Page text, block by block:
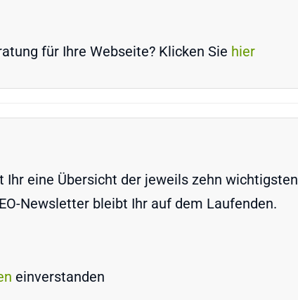
für Ihre Webseite? Klicken Sie hier
eine Übersicht der jeweils zehn wichtigsten
Newsletter bleibt Ihr auf dem Laufenden.
einverstanden